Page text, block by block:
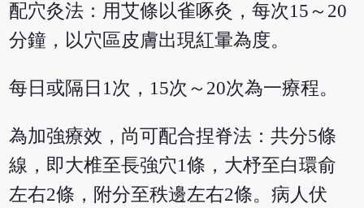
配穴灸法：用艾條以雀啄灸，每次15～20
分鐘，以穴區皮膚出現紅暈為度。
每日或隔日1次，15次～20次為一療程。
為加強療效，尚可配合捏脊法：共分5條
線，即大椎至長強穴1條，大杼至白環俞
左右2條，附分至秩邊左右2條。病人伏